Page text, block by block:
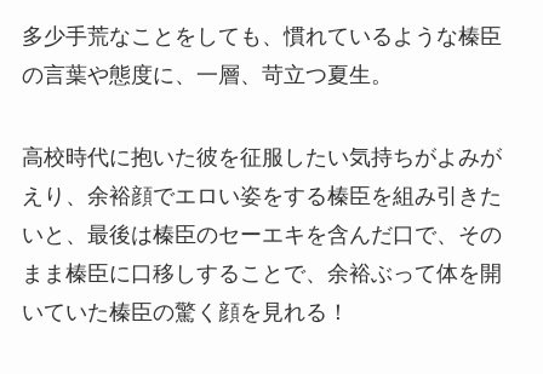
多少手荒なことをしても、慣れているような榛臣
の言葉や態度に、一層、苛立つ夏生。
高校時代に抱いた彼を征服したい気持ちがよみが
えり、余裕顔でエロい姿をする榛臣を組み引きた
いと、最後は榛臣のセーエキを含んだ口で、その
まま榛臣に口移しすることで、余裕ぶって体を開
いていた榛臣の驚く顔を見れる！